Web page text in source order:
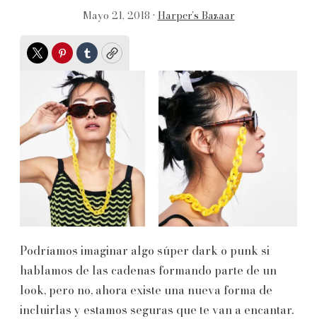
Mayo 21, 2018 • Harper’s Bazaar
TwitterPinterest
TumblrCopy
Podríamos imaginar algo súper dark o punk si
hablamos de las cadenas formando parte de un
look, pero no, ahora existe una nueva forma de
incluirlas y estamos seguras que te van a encantar.